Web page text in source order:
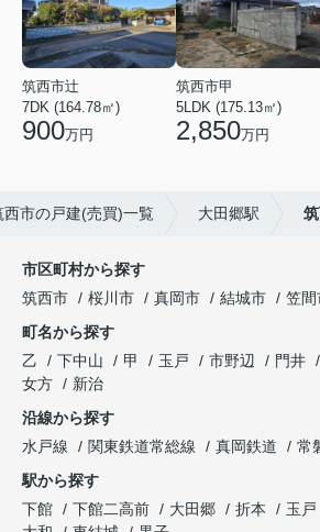
筑西市辻
7DK (164.78㎡)
900万円
筑西市甲
5LDK (175.13㎡)
2,850万円
西市の戸建(売買)一覧 大田郷駅
市区町村から探す
筑西市
桜川市 真岡市 結城市 笠間
町名から探す
乙
下中山 甲 玉戸 市野辺 門井
女方
新治
沿線から探す
水戸線
関東鉄道常総線 真岡鉄道
常
駅から探す
下館
下館二高前 大田郷 折本 玉戸